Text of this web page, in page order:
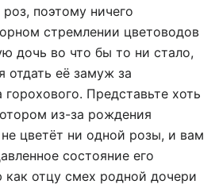
поэтому ничего
стремлении цветоводов
дочь во что бы то ни стало,
отдать её замуж за
Представьте хоть
из-за рождения
цветёт ни одной розы, и вам
состояние его
отцу смех родной дочери